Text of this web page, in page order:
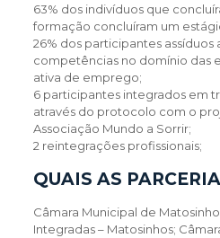
63% dos indivíduos que
formação concluíram um
26% dos participantes assíduos
competências no domínio das
ativa de emprego;
6 participantes integrados em
através do protocolo com o
Associação Mundo a Sorrir;
2 reintegrações profissionais;
QUAIS AS
Câmara Municipal de
Integradas – Matosinhos;